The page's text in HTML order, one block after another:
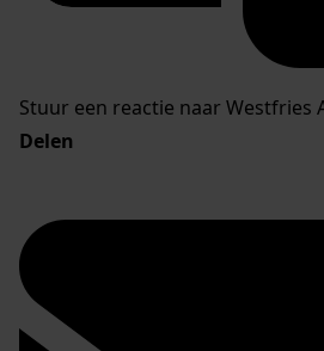
Stuur een reactie naar Westfries
Delen